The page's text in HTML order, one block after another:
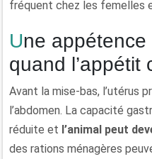
fréquent chez les femelles
Une appétence bienvenue,
quand l’appétit
Avant la mise-bas, l’utérus
l’abdomen. La capacité
réduite et l’animal peut
des rations ménagères